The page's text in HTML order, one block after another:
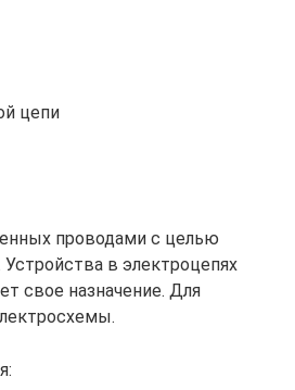
цепи
проводами с целью
Устройства в электроцепях
свое назначение. Для